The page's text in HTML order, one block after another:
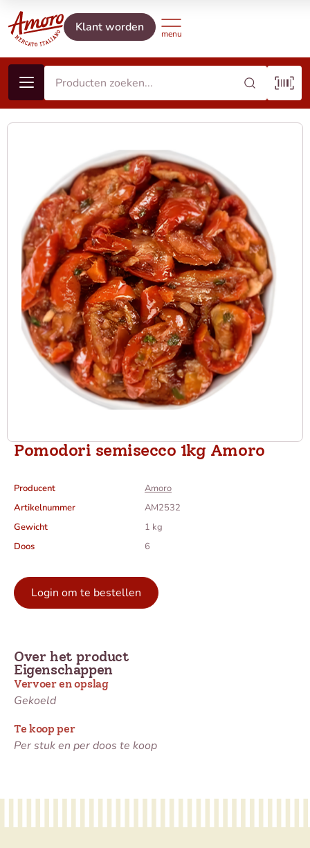
Klant worden
Pomodori semisecco 1kg Amoro
Producent
Amoro
Artikelnummer
AM2532
Gewicht
1 kg
Doos
6
Login om te bestellen
Eigenschappen
Vervoer en opslag
Gekoeld
Te koop per
Per stuk en per doos te koop
Over het product